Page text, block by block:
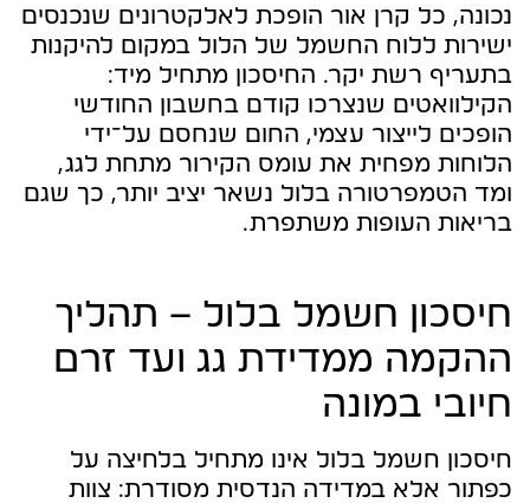
נכונה, כל קרן אור הופכת לאלקטרונים שנכנסים
ישירות ללוח החשמל של הלול במקום להיקנות
בתעריף רשת יקר. החיסכון מתחיל מיד:
הקילוואטים שנצרכו קודם בחשבון החודשי
הופכים לייצור עצמי, החום שנחסם על־ידי
הלוחות מפחית את עומס הקירור מתחת לגג,
ומד הטמפרטורה בלול נשאר יציב יותר, כך שגם
בריאות העופות משתפרת.
חיסכון חשמל בלול – תהליך
ההקמה ממדידת גג ועד זרם
חיובי במונה
חיסכון חשמל בלול אינו מתחיל בלחיצה על
כפתור אלא במדידה הנדסית מסודרת: צוות